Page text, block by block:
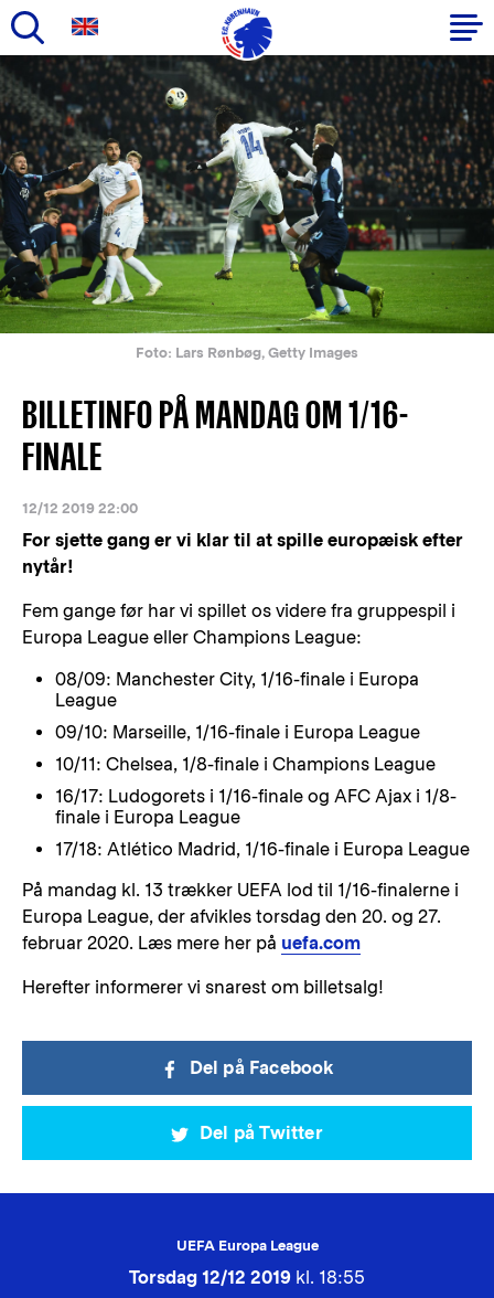
Gå
til
hovedindhold
Primær
navigation
Foto: Lars Rønbøg, Getty Images
BILLETINFO PÅ MANDAG OM 1/16-
FINALE
12/12 2019 22:00
For sjette gang er vi klar til at spille europæisk efter
nytår!
Fem gange før har vi spillet os videre fra gruppespil i
Europa League eller Champions League:
08/09: Manchester City, 1/16-finale i Europa
League
09/10: Marseille, 1/16-finale i Europa League
10/11: Chelsea, 1/8-finale i Champions League
16/17: Ludogorets i 1/16-finale og AFC Ajax i 1/8-
finale i Europa League
17/18: Atlético Madrid, 1/16-finale i Europa League
På mandag kl. 13 trækker UEFA lod til 1/16-finalerne i
Europa League, der afvikles torsdag den 20. og 27.
februar 2020. Læs mere her på uefa.com
Herefter informerer vi snarest om billetsalg!
Del på Facebook
Del på Twitter
UEFA Europa League
Torsdag 12/12 2019 kl. 18:55